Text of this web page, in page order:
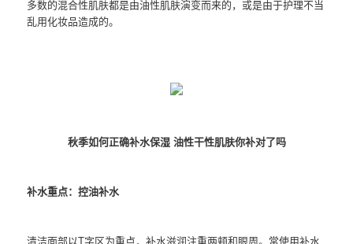
多数的混合性肌肤都是由油性肌肤演变而来的，或是由于护理不当
乱用化妆品造成的。
秋季如何正确补水保湿 油性干性肌肤你补对了吗
补水重点：控油补水
清洁面部以T字区为重点，补水滋润注重两颊和眼周。常使用补水